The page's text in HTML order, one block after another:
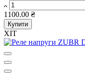
1100.00 ₴
Купити
ХІТ